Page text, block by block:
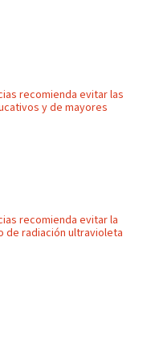
recomienda evitar las
y de mayores
recomienda evitar la
de radiación ultravioleta